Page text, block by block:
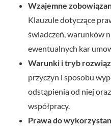
Wzajemne
Klauzule dotyczące
świadczeń, warunków
ewentualnych kar
Warunki i tryb
przyczyn i sposobu
odstąpienia od niej
współpracy.
Prawa do